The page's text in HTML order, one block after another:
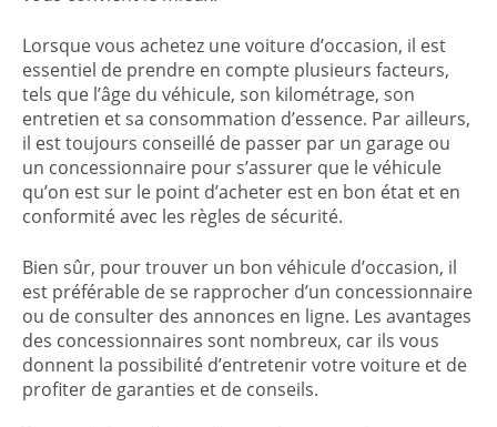
Lorsque vous achetez une voiture d’occasion, il est
essentiel de prendre en compte plusieurs facteurs,
tels que l’âge du véhicule, son kilométrage, son
entretien et sa consommation d’essence. Par ailleurs,
il est toujours conseillé de passer par un garage ou
un concessionnaire pour s’assurer que le véhicule
qu’on est sur le point d’acheter est en bon état et en
conformité avec les règles de sécurité.
Bien sûr, pour trouver un bon véhicule d’occasion, il
est préférable de se rapprocher d’un concessionnaire
ou de consulter des annonces en ligne. Les avantages
des concessionnaires sont nombreux, car ils vous
donnent la possibilité d’entretenir votre voiture et de
profiter de garanties et de conseils.